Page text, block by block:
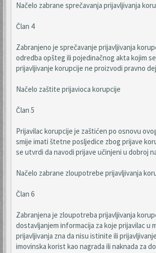
Načelo zabrane sprečavanja prijavljivanja
Član 4
Zabranjeno je sprečavanje prijavljivanja
odredba opšteg ili pojedinačnog akta kojim
prijavljivanje korupcije ne proizvodi pravno
Načelo zaštite prijavioca korupcije
Član 5
Prijavilac korupcije je zaštićen po osnovu
smije imati štetne posljedice zbog prijave
se utvrdi da navodi prijave učinjeni u dobroj
Načelo zabrane zloupotrebe prijavljivanja
Član 6
Zabranjena je zloupotreba prijavljivanja
dostavljanjem informacija za koje prijavilac u
prijavljivanja zna da nisu istinite ili
imovinska korist kao nagrada ili naknada za